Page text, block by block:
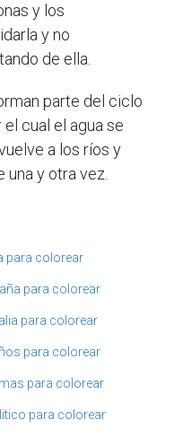
y los
y no
de ella.
parte del ciclo
cual el agua se
a los ríos y
y otra vez.
para colorear
para colorear
para colorear
para colorear
para colorear
para colorear